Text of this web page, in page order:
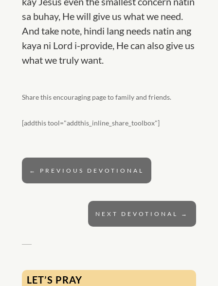
sa buhay, He will give us what we need.
And take note, hindi lang needs natin ang
kaya ni Lord i-provide, He can also give us
what we truly want.
Share this encouraging page to family and friends.
[addthis tool="addthis_inline_share_toolbox"]
← PREVIOUS DEVOTIONAL
NEXT DEVOTIONAL →
LET’S PRAY